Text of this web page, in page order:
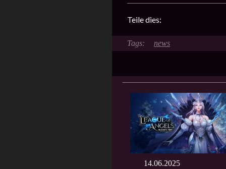
Teile dies:
news
14.06.2025